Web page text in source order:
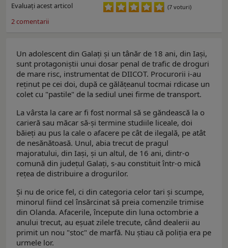
Evaluaţi acest articol (7 voturi)
2comentarii
Un adolescent din Galați și un tânăr de 18 ani, din Iași,
sunt protagoniștii unui dosar penal de trafic de droguri
de mare risc, instrumentat de DIICOT. Procurorii i-au
reținut pe cei doi, după ce gălățeanul tocmai rdicase un
colet cu "pastile" de la sediul unei firme de transport.
La vârsta la care ar fi fost normal să se găndească la o
carieră sau măcar să-și termine studiile liceale, doi
băieți au pus la cale o afacere pe cât de ilegală, pe atât
de nesănătoasă. Unul, abia trecut de pragul
majoratului, din Iași, și un altul, de 16 ani, dintr-o
comună din județul Galați, s-au constituit într-o mică
rețea de distribuire a drogurilor.
Și nu de orice fel, ci din categoria celor tari și scumpe,
minorul fiind cel însărcinat să preia comenzile trimise
din Olanda. Afacerile, începute din luna octombrie a
anului trecut, au eșuat zilele trecute, când dealerii au
primit un nou "stoc" de marfă. Nu știau că poliția era pe
urmele lor.